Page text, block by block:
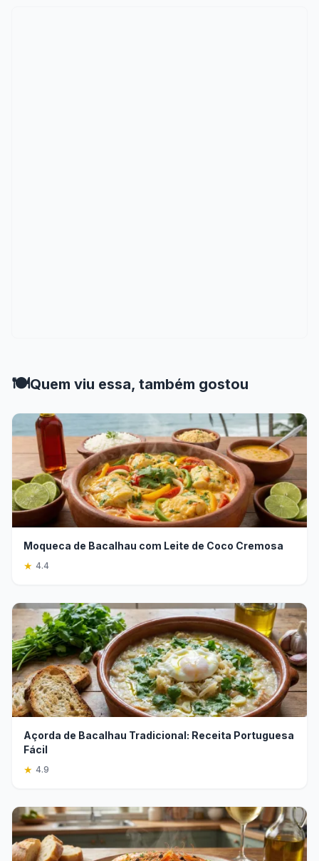
🍽️Quem viu essa, também gostou
Moqueca de Bacalhau com Leite de Coco Cremosa
★ 4.4
Açorda de Bacalhau Tradicional: Receita Portuguesa
Fácil
★ 4.9